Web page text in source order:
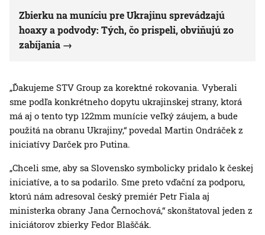
Zbierku na muníciu pre Ukrajinu sprevádzajú
hoaxy a podvody: Tých, čo prispeli, obviňujú zo
zabíjania
„Ďakujeme STV Group za korektné rokovania. Vyberali
sme podľa konkrétneho dopytu ukrajinskej strany, ktorá
má aj o tento typ 122mm munície veľký záujem, a bude
použitá na obranu Ukrajiny,“ povedal Martin Ondráček z
iniciatívy Darček pro Putina.
„Chceli sme, aby sa Slovensko symbolicky pridalo k českej
iniciatíve, a to sa podarilo. Sme preto vďační za podporu,
ktorú nám adresoval český premiér Petr Fiala aj
ministerka obrany Jana Černochová,“ skonštatoval jeden z
iniciátorov zbierky Fedor Blaščák.